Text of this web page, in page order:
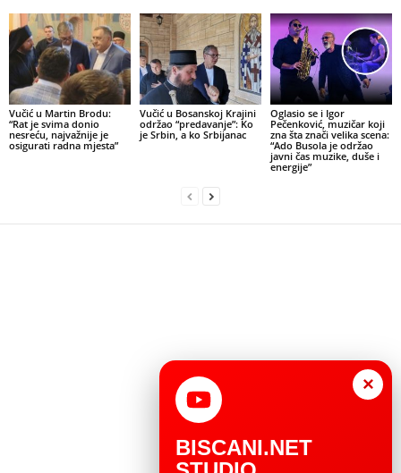
Vučić u Martin Brodu:
“Rat je svima donio
nesreću, najvažnije je
osigurati radna mjesta”
Vučić u Bosanskoj Krajini
održao “predavanje”: Ko
je Srbin, a ko Srbijanac
Oglasio se i Igor
Pečenković, muzičar koji
zna šta znači velika scena:
“Ado Busola je održao
javni čas muzike, duše i
energije”
×
BISCANI.NET